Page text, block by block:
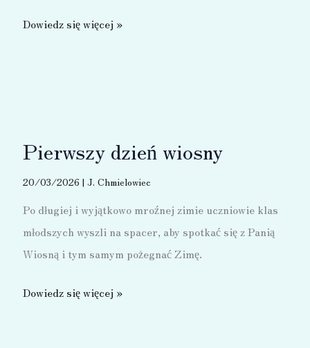
Wycieczka
Dowiedz się więcej »
Pierwszy dzień wiosny
20/03/2026 | J. Chmielowiec
Po długiej i wyjątkowo mroźnej zimie uczniowie klas
młodszych wyszli na spacer, aby spotkać się z Panią
Wiosną i tym samym pożegnać Zimę.
Pierwszy
Dowiedz się więcej »